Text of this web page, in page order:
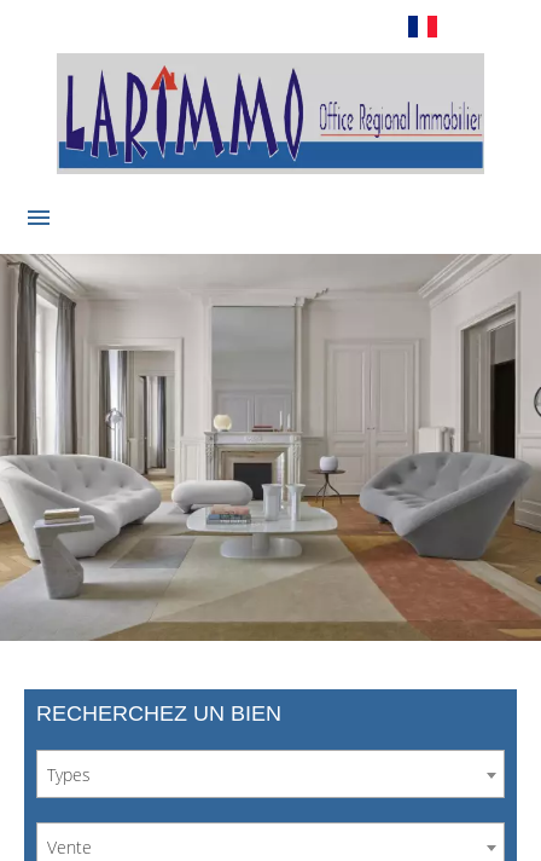
RECHERCHEZ UN BIEN
Types
Vente